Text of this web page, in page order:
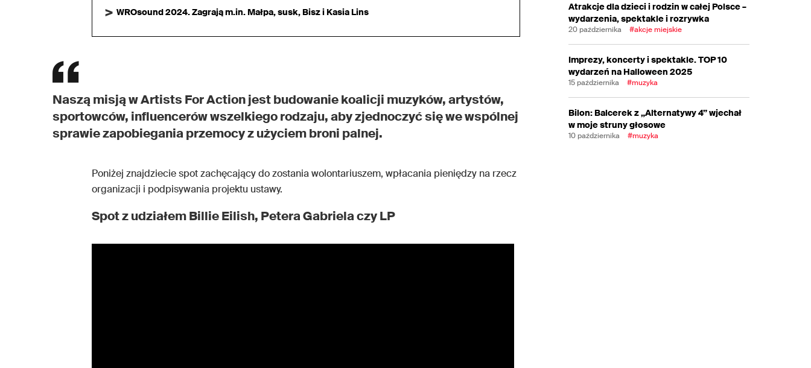
WROsound 2024. Zagrają m.in. Małpa, susk, Bisz i Kasia Lins
Naszą misją w Artists For Action jest budowanie koalicji muzyków, artystów,
sportowców, influencerów wszelkiego rodzaju, aby zjednoczyć się we wspólnej
sprawie zapobiegania przemocy z użyciem broni palnej.
Poniżej znajdziecie spot zachęcający do zostania wolontariuszem, wpłacania pieniędzy na rzecz
organizacji i podpisywania projektu ustawy.
Spot z udziałem Billie Eilish, Petera Gabriela czy LP
Atrakcje dla dzieci i rodzin w całej Polsce –
wydarzenia, spektakle i rozrywka
20 października #akcje miejskie
Imprezy, koncerty i spektakle. TOP 10
wydarzeń na Halloween 2025
15 października #muzyka
Bilon: Balcerek z „Alternatywy 4” wjechał
w moje struny głosowe
10 października #muzyka